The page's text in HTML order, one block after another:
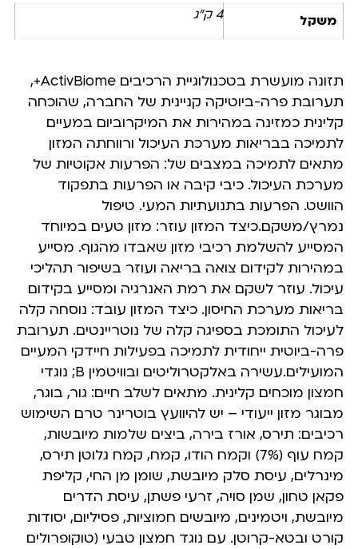
משקל 4 ק"ג
תזונה מועשרת בטכנולוגיית הרכיבים ActivBiome+,
תערובת פרה-ביוטיקה קניינית של החברה, שהוכחה
קלינית כמזינה במהירות את המיקרוביום במעיים
לתמיכה בבריאות מערכת העיכול ורווחתה המזון
מתאים לתמיכה במצבים של: הפרעות אקוטיות של
מערכת העיכול. כיבי קיבה או הפרעות בתפקוד
הוושט. הפרעות בתנועתיות המעי. טיפול
נמרץ/משקם.כיצד המזון עוזר: מזון טעים במיוחד
המסייע להשלמת רכיבי מזון שאבדו מהגוף. מסייע
במהירות לקידום צואה בריאה ועוזר בשיפור תהליכי
עיכול. עוזר לשקם את רמת האנרגיה ומסייע בקידום
בריאות מערכת החיסון. כיצד המזון עובד: נוסחה קלה
לעיכול התומכת בספיגה קלה של נוטריינטים. תערובת
פרה-ביוטית ייחודית לתמיכה בפעילות חיידקי המעיים
המועילים.עשירה באלקטרוליטים ובוויטמין B; נוגדי
חמצון מוכחים קלינית. מתאים לשלב חיים: גור, בוגר,
מבוגר מזון ייעודי – יש להיוועץ בוטרינר טרם השימוש
רכיבים: תירס, אורז בירה, ביצים שלמות מיובשות,
קמח עוף (7%) וקמח הודו, קמח, קמח גלוטן תירס,
מינרלים, עיסת סלק מיובשת, שומן מן החי, קליפת
פקאן טחון, שמן סויה, זרעי פשתן, עיסת הדרים
מיובשת, ויטמינים, מיובשים חמוציות, פסיליום, יסודות
קורט ובטא-קרוטן. עם נוגד חמצון טבעי (טוקופרולים